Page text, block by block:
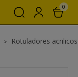
0
Rotuladores